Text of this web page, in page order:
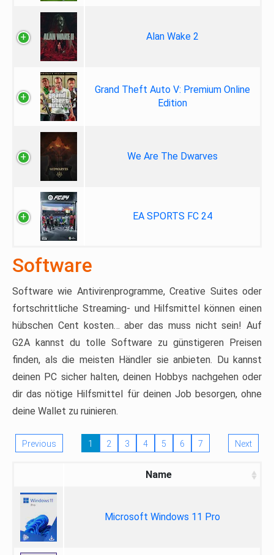
Alan Wake 2
Grand Theft Auto V: Premium Online
Edition
We Are The Dwarves
EA SPORTS FC 24
Software
Software wie Antivirenprogramme, Creative Suites oder
fortschrittliche Streaming- und Hilfsmittel können einen
hübschen Cent kosten… aber das muss nicht sein! Auf
G2A kannst du tolle Software zu günstigeren Preisen
finden, als die meisten Händler sie anbieten. Du kannst
deinen PC sicher halten, deinen Hobbys nachgehen oder
dir das nötige Hilfsmittel für deinen Job besorgen, ohne
deine Wallet zu ruinieren.
Previous 1 2 3 4 5 6 7 Next
Name
Microsoft Windows 11 Pro